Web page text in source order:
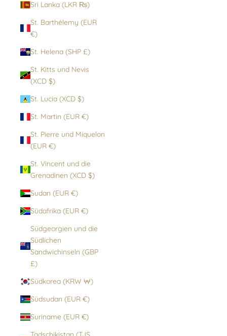
Sri Lanka (LKR ₨)
St. Barthélemy (EUR
€)
St. Helena (SHP £)
St. Kitts und Nevis
(XCD $)
St. Lucia (XCD $)
St. Martin (EUR €)
St. Pierre und Miquelon
(EUR €)
St. Vincent und die
Grenadinen (XCD $)
Sudan (EUR €)
Südafrika (EUR €)
Südgeorgien und die
Südlichen
Sandwichinseln (GBP
£)
Südkorea (KRW ₩)
Südsudan (EUR €)
Suriname (EUR €)